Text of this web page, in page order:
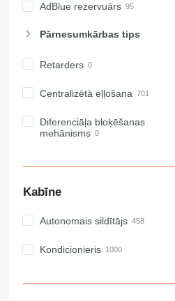
RM
AdBlue rezervuārs
Pārnesumkārbas tips
Retarders
Centralizētā eļļošana
Diferenciāļa bloķēšanas
mehānisms
Kabīne
Autonomais sildītājs
Kondicionieris